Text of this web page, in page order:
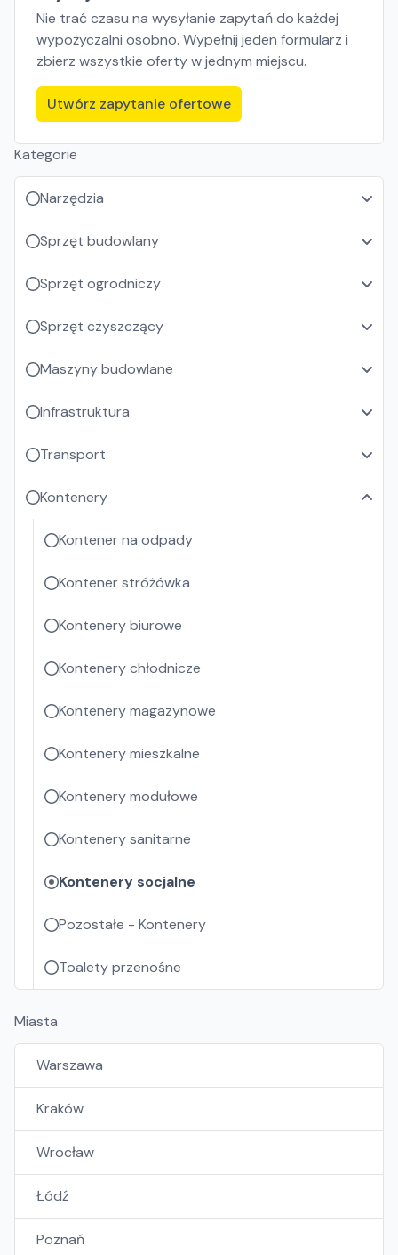
Nie trać czasu na wysyłanie zapytań do każdej
wypożyczalni osobno. Wypełnij jeden formularz i
zbierz wszystkie oferty w jednym miejscu.
Utwórz zapytanie ofertowe
Kategorie
Narzędzia
Sprzęt budowlany
Sprzęt ogrodniczy
Sprzęt czyszczący
Maszyny budowlane
Infrastruktura
Transport
Kontenery
Kontener na odpady
Kontener stróżówka
Kontenery biurowe
Kontenery chłodnicze
Kontenery magazynowe
Kontenery mieszkalne
Kontenery modułowe
Kontenery sanitarne
Kontenery socjalne
Pozostałe - Kontenery
Toalety przenośne
Miasta
Warszawa
Kraków
Wrocław
Łódź
Poznań